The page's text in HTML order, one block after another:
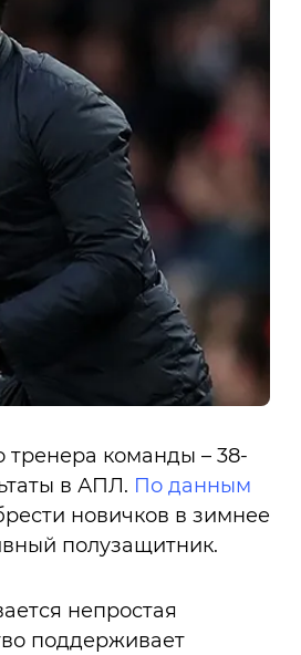
тренера команды – 38-
в АПЛ. По данным
новичков в зимнее
полузащитник.
непростая
поддерживает